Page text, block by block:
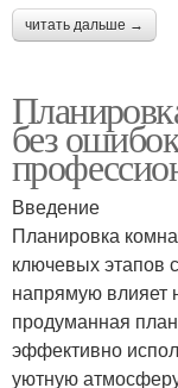
читать дальше →
без
Введение
Планировка
ключевых этапов
напрямую влияет
продуманная
эффективно
уютную